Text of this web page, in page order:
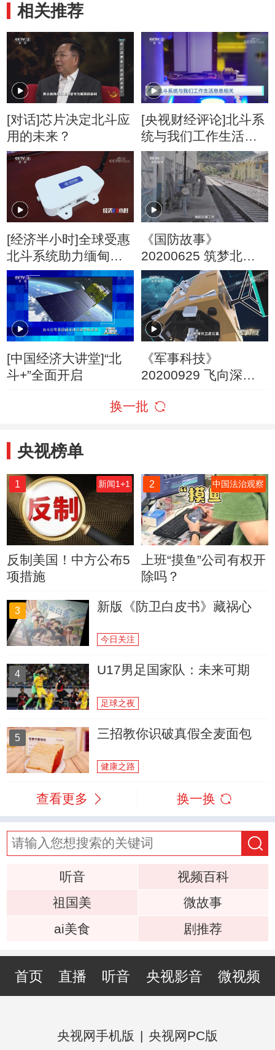
相关推荐
[对话]芯片决定北斗应
用的未来？
[央视财经评论]北斗系
统与我们工作生活息
息相关
[经济半小时]全球受惠
北斗系统助力缅甸渔
业
《国防故事》
20200625 筑梦北斗
（3）
[中国经济大讲堂]“北
斗+”全面开启
《军事科技》
20200929 飞向深空
换一批
央视榜单
1 新闻1+1
反制美国！中方公布5
项措施
2 中国法治观察
上班“摸鱼”公司有权开
除吗？
3 新版《防卫白皮书》藏祸心
今日关注
4 U17男足国家队：未来可期
足球之夜
5 三招教你识破真假全麦面包
健康之路
查看更多 换一换
听音
视频百科
祖国美
微故事
ai美食
剧推荐
首页 直播 听音 央视影音 微视频
央视网手机版 | 央视网PC版